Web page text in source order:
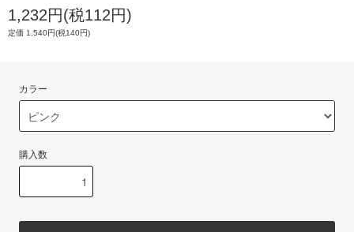
1,232円(税112円)
定価 1,540円(税140円)
カラー
購入数